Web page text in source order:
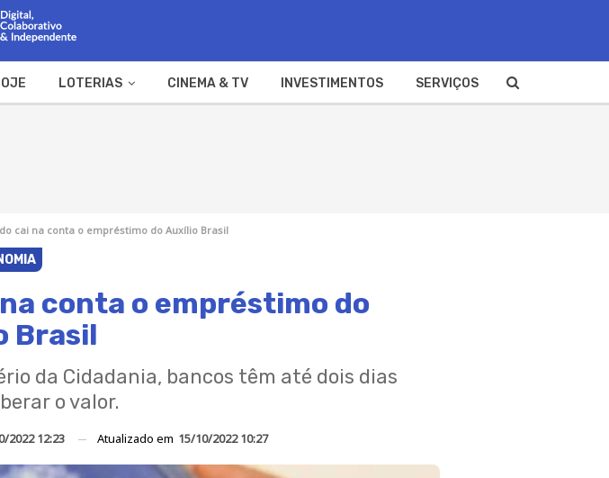
LOTERIAS CINEMA & TV INVESTIMENTOS SERVIÇOS
cai na conta o empréstimo do Auxílio Brasil
conta o empréstimo do
Brasil
da Cidadania, bancos têm até dois dias
o valor.
2022 12:23 Atualizado em 15/10/2022 10:27